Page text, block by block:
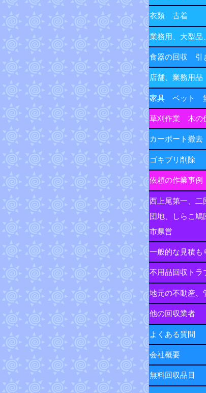
衣類 古着
業務用、大型品
食器の回収 引
店舗、業務用品
家具 ベット
草刈作業 木の
カーポート撤
ゴキブリ削除
依頼の作業事例
西上尾第一、二
団地、しらこ鳩
市県営
一般的な見積も
不用品回収トラ
地元の不動産、
他の回収業者
よくある質問
会社概要
無料回収品目